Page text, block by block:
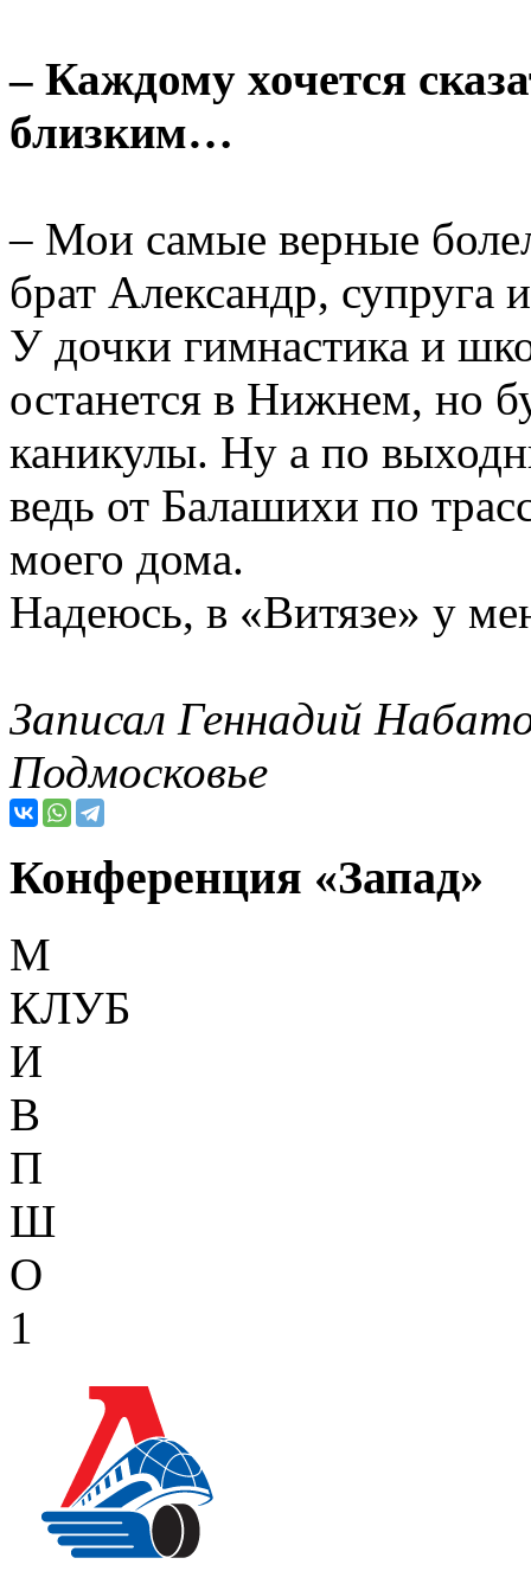
– Каждому хочется
близким…
– Мои самые верные
брат Александр, супруга
У дочки гимнастика и
останется в Нижнем, но
каникулы. Ну а по
ведь от Балашихи по
моего дома.
Надеюсь, в «Витязе» у
Записал Геннадий
Подмосковье
Конференция «Запад»
М
КЛУБ
И
В
П
Ш
О
1